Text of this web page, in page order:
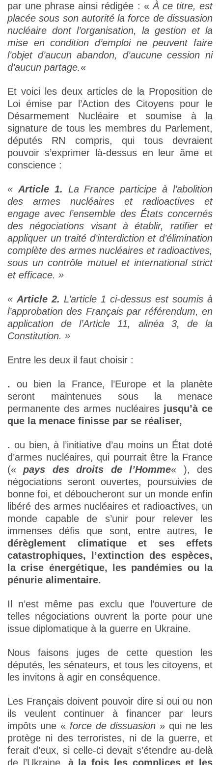
par une phrase ainsi rédigée : « À ce titre, est
placée sous son autorité la force de dissuasion
nucléaire dont l’organisation, la gestion et la
mise en condition d’emploi ne peuvent faire
l’objet d’aucun abandon, d’aucune cession ni
d’aucun partage.«
Et voici les deux articles de la Proposition de
Loi émise par l’Action des Citoyens pour le
Désarmement Nucléaire et soumise à la
signature de tous les membres du Parlement,
députés RN compris, qui tous devraient
pouvoir s’exprimer là-dessus en leur âme et
conscience :
« Article 1. La France participe à l’abolition
des armes nucléaires et radioactives et
engage avec l’ensemble des États concernés
des négociations visant à établir, ratifier et
appliquer un traité d’interdiction et d’élimination
complète des armes nucléaires et radioactives,
sous un contrôle mutuel et international strict
et efficace. »
« Article 2. L’article 1 ci-dessus est soumis à
l’approbation des Français par référendum, en
application de l’Article 11, alinéa 3, de la
Constitution. »
Entre les deux il faut choisir :
. ou bien la France, l’Europe et la planète
seront maintenues sous la menace
permanente des armes nucléaires jusqu’à ce
que la menace finisse par se réaliser,
. ou bien, à l’initiative d’au moins un État doté
d’armes nucléaires, qui pourrait être la France
(«pays des droits de l’Homme« ), des
négociations seront ouvertes, poursuivies de
bonne foi, et déboucheront sur un monde enfin
libéré des armes nucléaires et radioactives, un
monde capable de s’unir pour relever les
immenses défis que sont, entre autres,
le
dérèglement climatique et ses effets
catastrophiques, l’extinction des espèces,
la crise énergétique, les pandémies ou la
pénurie alimentaire.
Il n’est même pas exclu que l’ouverture de
telles négociations ouvrent la porte pour une
issue diplomatique à la guerre en Ukraine.
Nous faisons juges de cette question les
députés, les sénateurs, et tous les citoyens, et
les invitons à agir en conséquence.
Les Français doivent pouvoir dire si oui ou non
ils veulent continuer à financer par leurs
impôts une « force de dissuasion » qui ne les
protège ni des terroristes, ni de la guerre, et
ferait d’eux, si celle-ci devait s’étendre au-delà
de l’Ukraine, à la fois les complices et les